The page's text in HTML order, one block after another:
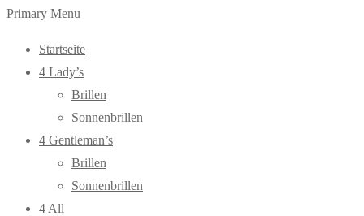
Primary Menu
Startseite
4 Lady’s
Brillen
Sonnenbrillen
4 Gentleman’s
Brillen
Sonnenbrillen
4 All